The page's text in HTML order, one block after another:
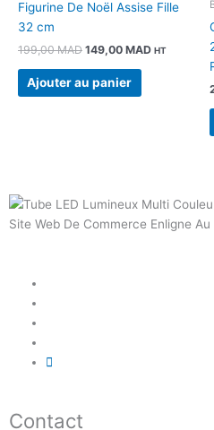
Figurine De Noël Assise Fille
32 cm
199,00MAD 149,00 MAD HT
Ajouter au panier
Site Web De Commerce Enligne
Contact